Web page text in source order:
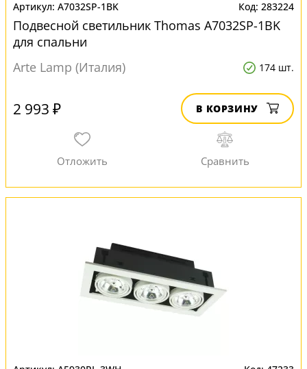
A7032SP-1BK 283224
Подвесной светильник Thomas A7032SP-1BK
для спальни
Arte Lamp (Италия)
174 шт.
2 993 ₽ В КОРЗИНУ